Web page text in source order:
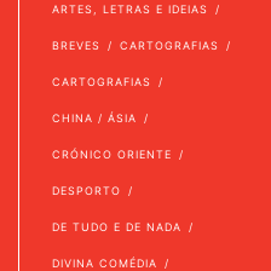
ARTES, LETRAS E IDEIAS
BREVES CARTOGRAFIAS
CARTOGRAFIAS
CHINA / ÁSIA
CRÓNICO ORIENTE
DESPORTO
DE TUDO E DE NADA
DIVINA COMÉDIA